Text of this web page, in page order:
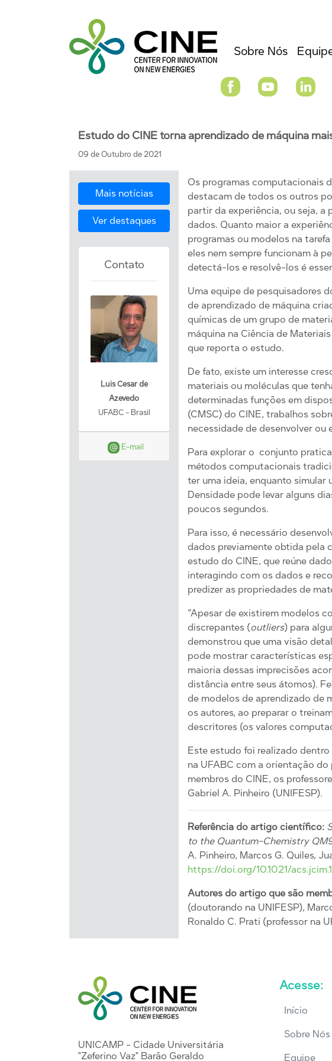
Sobre Nós
Estudo do CINE torna aprendizado de máquina
09 de Outubro de 2021
Mais notícias
Ver destaques
Contato
Luis Cesar de
Azevedo
UFABC - Brasil
E-mail
Os programas computacionais
destacam de todos os outros
partir da experiência, ou seja,
dados. Quanto maior a
programas ou modelos na
eles nem sempre funcionam à
detectá-los e resolvê-los é
Uma equipe de pesquisadores
de aprendizado de máquina
químicas de um grupo de
máquina na Ciência de
que reporta o estudo.
De fato, existe um interesse
materiais ou moléculas que
determinadas funções em
(CMSC) do CINE, trabalhos
necessidade de desenvolver ou
Para explorar o conjunto
métodos computacionais
ter uma ideia, enquanto simular
Densidade pode levar alguns
poucos segundos.
Para isso, é necessário
dados previamente obtida pela
estudo do CINE, que reúne
interagindo com os dados e
predizer as propriedades de
“Apesar de existirem modelos
discrepantes (outliers) para
demonstrou que uma visão
pode mostrar características
maioria dessas imprecisões
distância entre seus átomos).
de modelos de aprendizado de
os autores, ao preparar o
descritores (os valores
Este estudo foi realizado
na UFABC com a orientação
membros do CINE, os
Gabriel A. Pinheiro (UNIFESP).
Referência do artigo científico:
to the Quantum-Chemistry
A. Pinheiro, Marcos G. Quiles,
https://doi.org/10.1021/acs.
Autores do artigo que são
(doutorando na UNIFESP),
Ronaldo C. Prati (professor na
UNICAMP - Cidade Universitária
"Zeferino Vaz" Barão Geraldo
Acesse:
Início
Sobre Nós
Equipe